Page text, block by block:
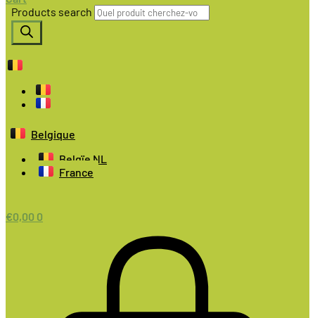
Products search
Belgique
Belgïe NL
France
€0,00 0